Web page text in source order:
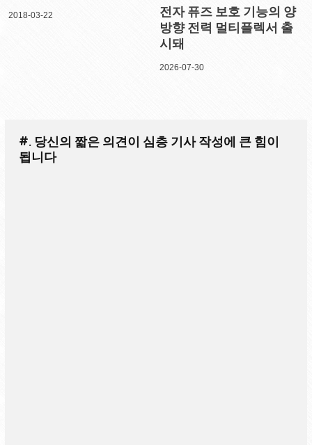
2018-03-22
전자 퓨즈 보호 기능의 양
방향 전력 멀티플렉서 출
시돼
2026-07-30
#. 당신의 짧은 의견이 심층 기사 작성에 큰 힘이
됩니다